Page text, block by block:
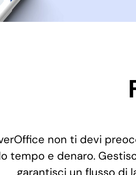
non ti devi
tempo e denaro.